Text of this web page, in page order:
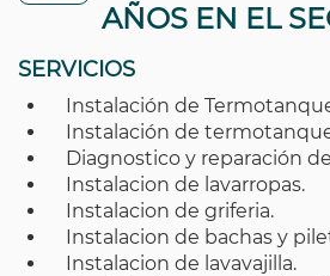
AÑOS EN EL
SERVICIOS
Instalación de
Instalación de
Diagnostico y reparación
Instalacion de lavarropas.
Instalacion de griferia.
Instalacion de bachas y
Instalacion de lavavajilla.